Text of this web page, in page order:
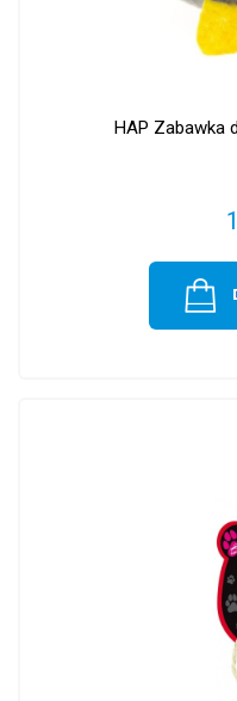
HAP Zabawka